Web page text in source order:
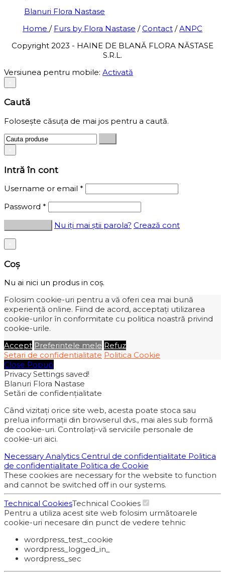
Blanuri Flora Nastase
Home / Furs by Flora Nastase /Contact /ANPC
Copyright 2023 - HAINE DE BLANĂ FLORA NĂSTASE
S.R.L.
Versiunea pentru mobile: Activată
Caută
Folosește căsuța de mai jos pentru a caută.
Intră în cont
Username or email *
Password *
Nu iți mai știi parola? Crează cont
Coș
Nu ai nici un produs in coș.
Folosim cookie-uri pentru a vă oferi cea mai bună
experiență online. Fiind de acord, acceptați utilizarea
cookie-urilor în conformitate cu politica noastră privind
cookie-urile.
Accept Preferintele mele Refuz
Setari de confidentialitate Politica Cookie
Close Popup
Privacy Settings saved!
Blanuri Flora Nastase
Setări de confidențialitate
Când vizitați orice site web, acesta poate stoca sau
prelua informații din browserul dvs., mai ales sub formă
de cookie-uri. Controlați-vă serviciile personale de
cookie-uri aici.
Necessary Analytics Centrul de confidențialitate Politica
de confidențialitate Politica de Cookie
These cookies are necessary for the website to function
and cannot be switched off in our systems.
Technical CookiesTechnical Cookies
Pentru a utiliza acest site web folosim următoarele
cookie-uri necesare din punct de vedere tehnic
wordpress_test_cookie
wordpress_logged_in_
wordpress_sec